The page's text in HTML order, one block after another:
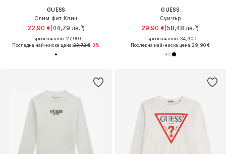
GUESS
Слим фит Клин
22,90 €(44,79 лв.³)
Първоначално: 27,90 €
Последна най-ниска цена:23,72 €-3%
GUESS
Суичър
29,90 €(58,48 лв.³)
Първоначално: 34,90 €
Последна най-ниска цена:29,90 €